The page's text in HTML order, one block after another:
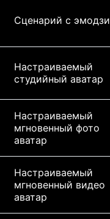
Сценарий с эмодзи
Настраиваемый
студийный аватар
Настраиваемый
мгновенный фото
аватар
Настраиваемый
мгновенный видео
аватар